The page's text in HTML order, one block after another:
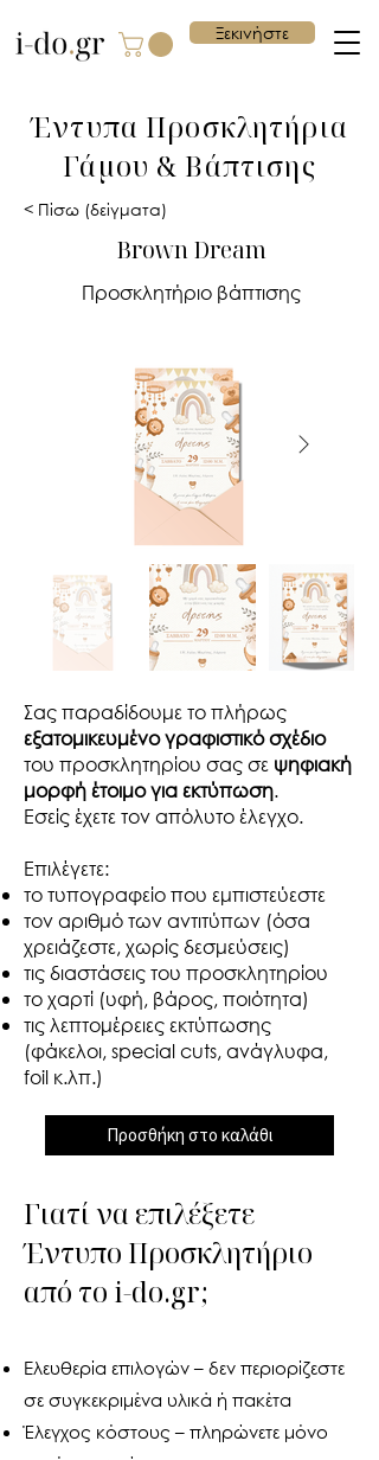
Ξεκινήστε
Έντυπα Προσκλητήρια
Γάμου & Βάπτισης
< Πίσω (δείγματα)
Brown Dream
Προσκλητήριο βάπτισης
Σας παραδίδουμε το πλήρως
εξατομικευμένο γραφιστικό σχέδιο
του προσκλητηρίου σας σε ψηφιακή
μορφή έτοιμο για εκτύπωση.
Εσείς έχετε τον απόλυτο έλεγχο.​
Επιλέγετε:
το τυπογραφείο που εμπιστεύεστε
τον αριθμό των αντιτύπων (όσα
χρειάζεστε, χωρίς δεσμεύσεις)
τις διαστάσεις του προσκλητηρίου
το χαρτί (υφή, βάρος, ποιότητα)
τις λεπτομέρειες εκτύπωσης
(φάκελοι, special cuts, ανάγλυφα,
foil κ.λπ.)
Προσθήκη στο καλάθι
Γιατί να επιλέξετε
Έντυπο Προσκλητήριο
από το i-do.gr;
Ελευθερία επιλογών – δεν περιορίζεστε
σε συγκεκριμένα υλικά ή πακέτα
Έλεγχος κόστους – πληρώνετε μόνο